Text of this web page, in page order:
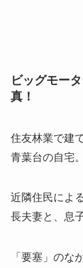
ビッグモー
真！
住友林業で建
青葉台の自宅。
近隣住民によ
長夫妻と、息
「要塞」のな